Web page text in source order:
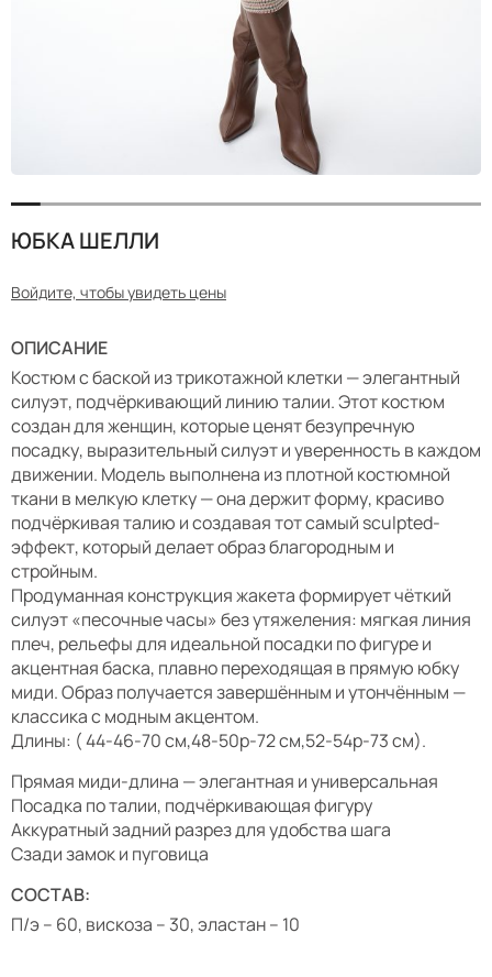
ЮБКА ШЕЛЛИ
Войдите, чтобы увидеть цены
ОПИСАНИЕ
Костюм с баской из трикотажной клетки — элегантный
силуэт, подчёркивающий линию талии. Этот костюм
создан для женщин, которые ценят безупречную
посадку, выразительный силуэт и уверенность в каждом
движении. Модель выполнена из плотной костюмной
ткани в мелкую клетку — она держит форму, красиво
подчёркивая талию и создавая тот самый sculpted-
эффект, который делает образ благородным и
стройным.
Продуманная конструкция жакета формирует чёткий
силуэт «песочные часы» без утяжеления: мягкая линия
плеч, рельефы для идеальной посадки по фигуре и
акцентная баска, плавно переходящая в прямую юбку
миди. Образ получается завершённым и утончённым —
классика с модным акцентом.
Длины: ( 44-46-70 см,48-50р-72 см,52-54р-73 см).
Прямая миди-длина — элегантная и универсальная
Посадка по талии, подчёркивающая фигуру
Аккуратный задний разрез для удобства шага
Сзади замок и пуговица
СОСТАВ:
П/э – 60, вискоза – 30, эластан – 10